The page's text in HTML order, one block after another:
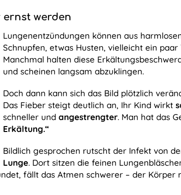
ernst werden
Lungenentzündungen können aus
Schnupfen, etwas Husten, vielleicht ein
Manchmal halten diese
und scheinen langsam abzuklingen.
Doch dann kann sich das Bild plötzlich
Das Fieber steigt deutlich an, Ihr Kind wirkt
schneller und angestrengter. Man hat das
Erkältung.“
Bildlich gesprochen rutscht der Infekt von
Lunge. Dort sitzen die feinen
fällt das Atmen schwerer – der Körper